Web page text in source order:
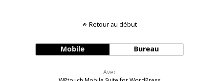
Retour au début
Mobile Bureau
Avec